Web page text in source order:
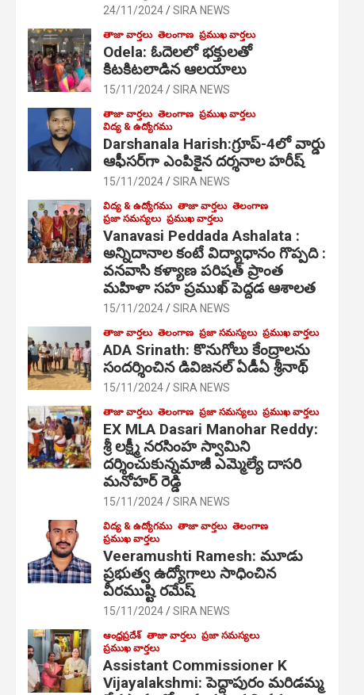
24/11/2024 SIRA NEWS
తాజా వార్తలు తెలంగాణ ప్రముఖ వార్తలు
Odela: ఓదెల‌లో భక్తులతో
కిటకిటలాడిన ఆల‌యాలు
15/11/2024 SIRA NEWS
తాజా వార్తలు తెలంగాణ ప్రముఖ వార్తలు
విద్య & ఉద్యోగము
Darshanala Harish:గ్రూప్-4లో వార్డు
ఆఫీసర్‌గా ఎంపికైన దర్శనాల హరీష్
15/11/2024 SIRA NEWS
విద్య & ఉద్యోగము తాజా వార్తలు తెలంగాణ
ప్రజా సమస్యలు ప్రముఖ వార్తలు
Vanavasi Peddada Ashalata :
అన్నిదానాల కంటే విద్యాధానం గొప్పది :
వనవాసి కళ్యాణ పరిషత్ ప్రాంత
మహిళా సహ ప్రముఖ్ పెద్దడ ఆశాలత
15/11/2024 SIRA NEWS
తాజా వార్తలు తెలంగాణ ప్రజా సమస్యలు ప్రముఖ వార్తలు
ADA Srinath: కొనుగోలు కేంద్రాల‌ను
సంద‌ర్శించిన డివిజనల్ ఏడీఏ శ్రీనాథ్
15/11/2024 SIRA NEWS
తాజా వార్తలు తెలంగాణ ప్రజా సమస్యలు ప్రముఖ వార్తలు
EX MLA Dasari Manohar Reddy:
శ్రీ లక్ష్మీ నరసింహ స్వామిని
దర్శించుకున్నమాజీ ఎమ్మెల్యే దాసరి
మనోహర్ రెడ్డి
15/11/2024 SIRA NEWS
విద్య & ఉద్యోగము తాజా వార్తలు తెలంగాణ
ప్రముఖ వార్తలు
Veeramushti Ramesh: మూడు
ప్రభుత్వ ఉద్యోగాలు సాధించిన
వీరముష్టి రమేష్
15/11/2024 SIRA NEWS
ఆంధ్రప్రదేశ్ తాజా వార్తలు ప్రజా సమస్యలు
ప్రముఖ వార్తలు
Assistant Commissioner K
Vijayalakshmi: పెద్దాపురం మరిడమ్మ